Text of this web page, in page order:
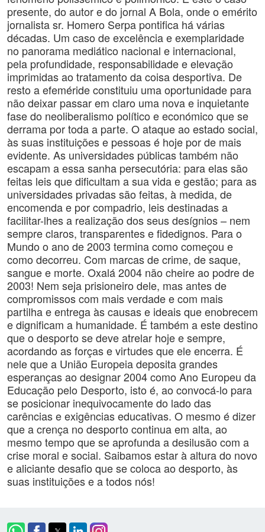
presente, do autor e do jornal A Bola, onde o emérito
jornalista sr. Homero Serpa pontifica há várias
décadas. Um caso de excelência e exemplaridade
no panorama mediático nacional e internacional,
pela profundidade, responsabilidade e elevação
imprimidas ao tratamento da coisa desportiva. De
resto a efeméride constituiu uma oportunidade para
não deixar passar em claro uma nova e inquietante
fase do neoliberalismo político e económico que se
derrama por toda a parte. O ataque ao estado social,
às suas instituições e pessoas é hoje por de mais
evidente. As universidades públicas também não
escapam a essa sanha persecutória: para elas são
feitas leis que dificultam a sua vida e gestão; para as
universidades privadas são feitas, à medida, de
encomenda e por compadrio, leis destinadas a
facilitar-lhes a realização dos seus desígnios – nem
sempre claros, transparentes e fidedignos. Para o
Mundo o ano de 2003 termina como começou e
como decorreu. Com marcas de crime, de saque,
sangue e morte. Oxalá 2004 não cheire ao podre de
2003! Nem seja prisioneiro dele, mas antes de
compromissos com mais verdade e com mais
partilha e entrega às causas e ideais que enobrecem
e dignificam a humanidade. É também a este destino
que o desporto se deve atrelar hoje e sempre,
acordando as forças e virtudes que ele encerra. É
nele que a União Europeia deposita grandes
esperanças ao designar 2004 como Ano Europeu da
Educação pelo Desporto, isto é, ao convocá-lo para
se posicionar inequivocamente do lado das
carências e exigências educativas. O mesmo é dizer
que a crença no desporto continua em alta, ao
mesmo tempo que se aprofunda a desilusão com a
crise moral e social. Saibamos estar à altura do novo
e aliciante desafio que se coloca ao desporto, às
suas instituições e a todos nós!